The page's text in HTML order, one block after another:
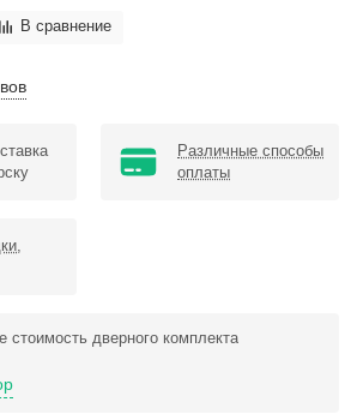
В сравнение
Различные способы
оплаты
стоимость дверного комплекта